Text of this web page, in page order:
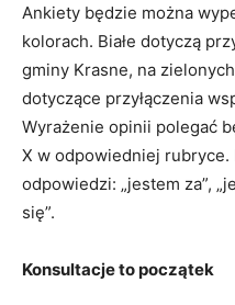
Ankiety będzie można
kolorach. Białe dotyczą
gminy Krasne, na
dotyczące przyłączenia
Wyrażenie opinii polegać
X w odpowiedniej
odpowiedzi: „jestem za”,
się”.
Konsultacje to początek